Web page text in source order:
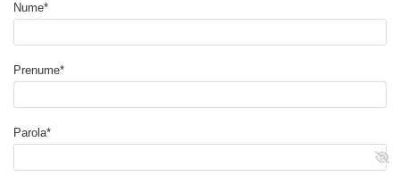
Nume*
Prenume*
Parola*